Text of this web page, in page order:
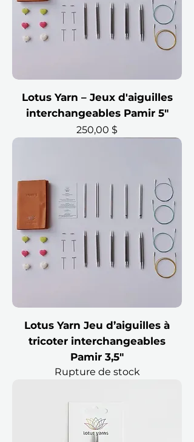
Lotus Yarn – Jeux d'aiguilles
interchangeables Pamir 5"
Prix
250,00 $
Lotus Yarn Jeu d’aiguilles à
tricoter interchangeables
Pamir 3,5"
Rupture de stock